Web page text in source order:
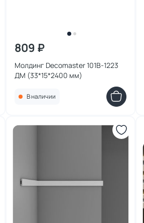
809 ₽
Молдинг Decomaster 101B-1223
ДМ (33*15*2400 мм)
В наличии